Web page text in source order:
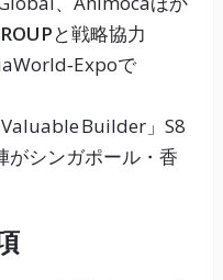
と戦略協力
で
Builder」S8
がシンガポール・香